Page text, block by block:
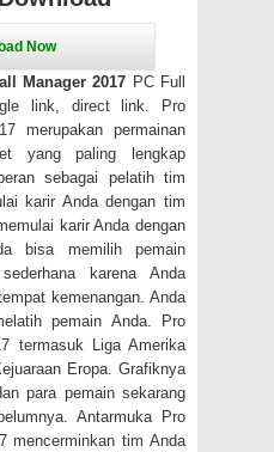
Manager 2017 PC Full
link, direct link. Pro
merupakan permainan
yang paling lengkap
sebagai pelatih tim
karir Anda dengan tim
karir Anda dengan
bisa memilih pemain
karena Anda
kemenangan. Anda
pemain Anda. Pro
termasuk Liga Amerika
Eropa. Grafiknya
para pemain sekarang
Antarmuka Pro
mencerminkan tim Anda